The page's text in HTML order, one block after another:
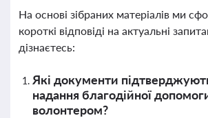
На основі зібраних матеріалів ми
короткі відповіді на актуальні
дізнаєтесь:
Які документи
надання благодійної
волонтером?